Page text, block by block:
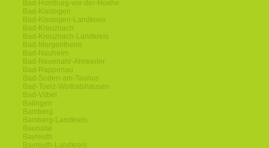
Bad-Homburg-vor-der-Hoehe
Bad-Kissingen
Bad-Kissingen-Landkreis
Bad-Kreuznach
Bad-Kreuznach-Landkreis
Bad-Mergentheim
Bad-Nauheim
Bad-Neuenahr-Ahrweiler
Bad-Rappenau
Bad-Soden-am-Taunus
Bad-Toelz-Wolfratshausen
Bad-Vilbel
Balingen
Bamberg
Bamberg-Landkreis
Baunatal
Bayreuth
Bayreuth-Landkreis